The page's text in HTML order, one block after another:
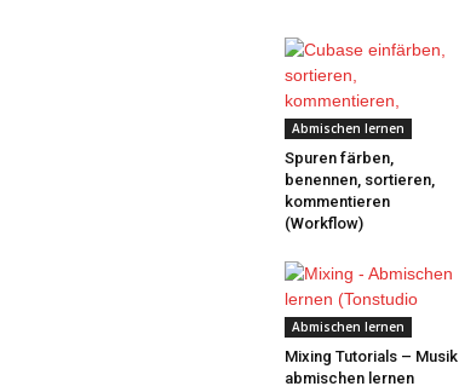
Abmischen lernen
Spuren färben,
benennen, sortieren,
kommentieren
(Workflow)
Abmischen lernen
Mixing Tutorials – Musik
abmischen lernen